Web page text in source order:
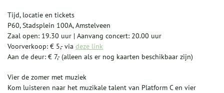
Tijd, locatie en tickets
P60, Stadsplein 100A, Amstelveen
Zaal open: 19.30 uur | Aanvang concert: 20.00 uur
Voorverkoop: € 5,- via deze link
Aan de deur: € 7,- (alleen als er nog kaarten beschikbaar zijn)
Vier de zomer met muziek
Kom luisteren naar het muzikale talent van Platform C en vier